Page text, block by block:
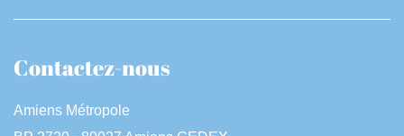
Contactez-nous
Amiens Métropole